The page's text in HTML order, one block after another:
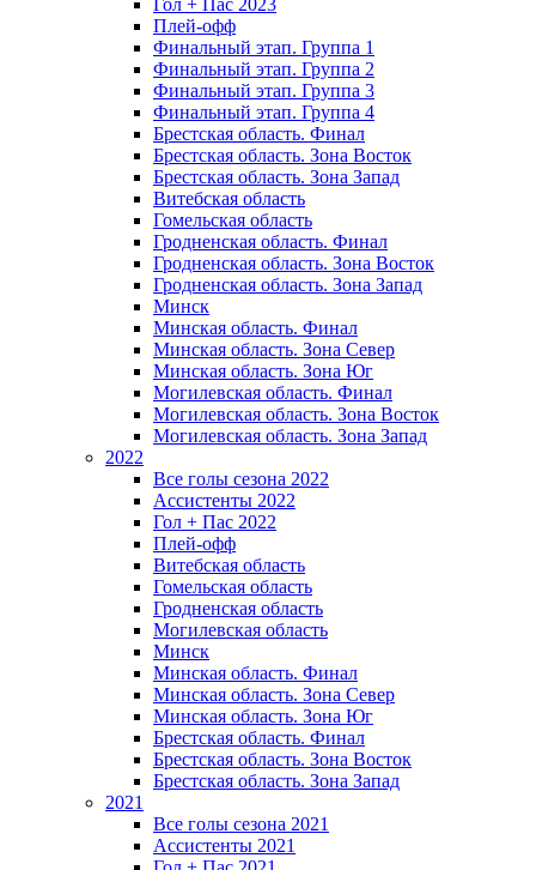
Гол + Пас 2023
Плей-офф
Финальный этап. Группа 1
Финальный этап. Группа 2
Финальный этап. Группа 3
Финальный этап. Группа 4
Брестская область. Финал
Брестская область. Зона Восток
Брестская область. Зона Запад
Витебская область
Гомельская область
Гродненская область. Финал
Гродненская область. Зона Восток
Гродненская область. Зона Запад
Минск
Минская область. Финал
Минская область. Зона Север
Минская область. Зона Юг
Могилевская область. Финал
Могилевская область. Зона Восток
Могилевская область. Зона Запад
2022
Все голы сезона 2022
Ассистенты 2022
Гол + Пас 2022
Плей-офф
Витебская область
Гомельская область
Гродненская область
Могилевская область
Минск
Mинская область. Финал
Минская область. Зона Север
Минская область. Зона Юг
Брестская область. Финал
Брестская область. Зона Восток
Брестская область. Зона Запад
2021
Все голы сезона 2021
Ассистенты 2021